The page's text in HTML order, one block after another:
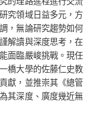
究領域日益多元，方
，無論研究趨勢如何
解讀與深度思考，在
面臨嚴峻挑戰。現任
橋大學的佐藤仁史教
獻，並推崇其《總管
其深度、廣度幾近無